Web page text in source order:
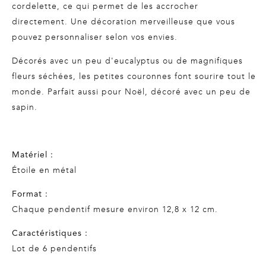
cordelette, ce qui permet de les accrocher
directement. Une décoration merveilleuse que vous
pouvez personnaliser selon vos envies.
Décorés avec un peu d'eucalyptus ou de magnifiques
fleurs séchées, les petites couronnes font sourire tout le
monde. Parfait aussi pour Noël, décoré avec un peu de
sapin.
Matériel :
Étoile en métal
Format :
Chaque pendentif mesure environ 12,8 x 12 cm.
Caractéristiques :
Lot de 6 pendentifs